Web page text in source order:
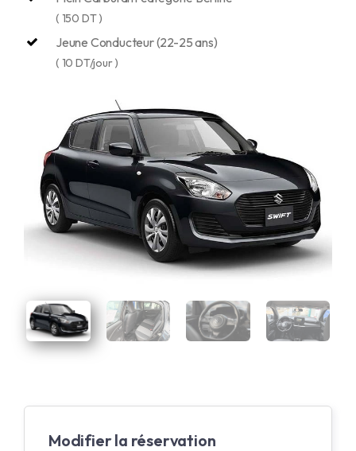
( 150 DT )
Jeune Conducteur (22-25 ans)
( 10 DT/jour )
Modifier la réservation